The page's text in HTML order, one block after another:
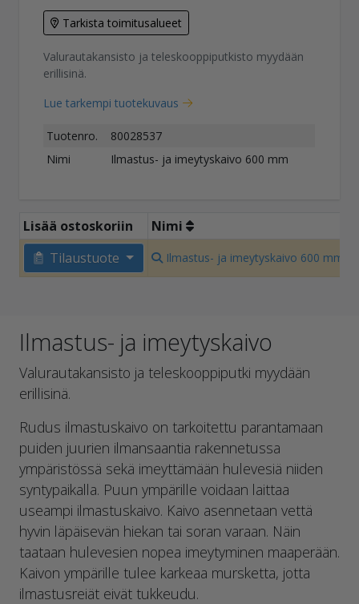
Tarkista toimitusalueet
Valurautakansisto ja teleskooppiputkisto myydään
erillisinä.
Lue tarkempi tuotekuvaus
Tuotenro.
80028537
Nimi
Ilmastus- ja imeytyskaivo 600 mm
Lisää ostoskoriin
Nimi
Tilaustuote
Ilmastus- ja imeytyskaivo 600 mm
Ilmastus- ja imeytyskaivo
Valurautakansisto ja teleskooppiputki myydään
erillisinä.
Rudus ilmastuskaivo on tarkoitettu parantamaan
puiden juurien ilmansaantia rakennetussa
ympäristössä sekä imeyttämään hulevesiä niiden
syntypaikalla. Puun ympärille voidaan laittaa
useampi ilmastuskaivo. Kaivo asennetaan vettä
hyvin läpäisevän hiekan tai soran varaan. Näin
taataan hulevesien nopea imeytyminen maaperään.
Kaivon ympärille tulee karkeaa mursketta, jotta
ilmastusreiät eivät tukkeudu.